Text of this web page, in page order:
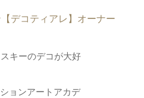
デコティアレ】オーナー
キーのデコが大好
ョンアートアカデ